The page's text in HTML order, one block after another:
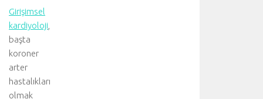
Girişimsel
kardiyoloji
başta
koroner
arter
hastalıkları
olmak